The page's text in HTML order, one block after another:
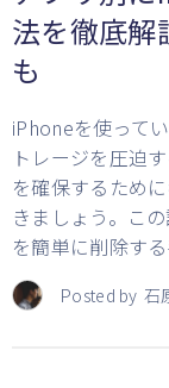
法を徹底解
も
iPhoneを使って
トレージを圧迫
を確保するため
きましょう。こ
を簡単に削除す
Posted by 石